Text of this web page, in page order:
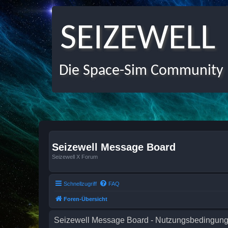
SEIZEWELL
Die Space-Sim Community
Seizewell Message Board
Seizewell X Forum
Schnellzugriff FAQ
Foren-Übersicht
Seizewell Message Board -